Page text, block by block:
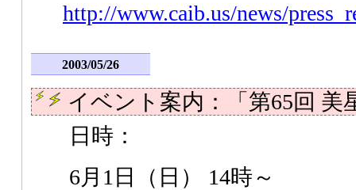
http://www.caib.us/news/
2003/05/26
イベント案内：「第65回 美
日時：
6月1日（日） 14時～